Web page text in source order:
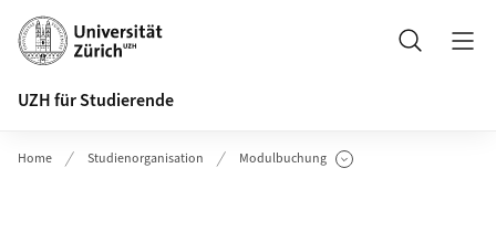
Header
Suche
UZH für Studierende
Home Studienorganisation Modulbuchung
Unterseiten anzeigen